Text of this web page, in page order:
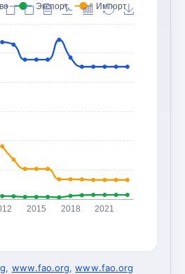
2015 2018 2021
Экспорт Импорт
, www.fao.org,www.fao.org